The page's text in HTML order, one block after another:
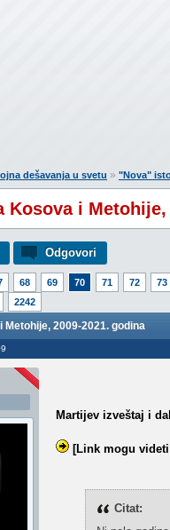
dešavanja u svetu » "Nova"
i Metohije,
Odgovori
68 69 70 71 72 73
2242
2009-2021. godina
Martijev izveštaj i
[Link mogu
Citat: